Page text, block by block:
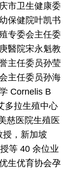
市卫生健康委
保健院叶凯书
专委会主任委
醫院宋永魁教
主任委员孙莹
主任委员孙海
Cornelis B
多拉生殖中心
慈医院生殖医
授，新加坡
等 40 余位业
生优育协会孕